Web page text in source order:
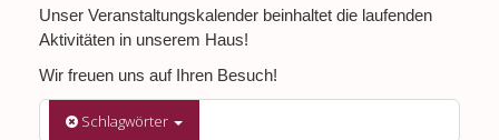
Unser Veranstaltungskalender beinhaltet die laufenden
Aktivitäten in unserem Haus!
Wir freuen uns auf Ihren Besuch!
Schlagwörter